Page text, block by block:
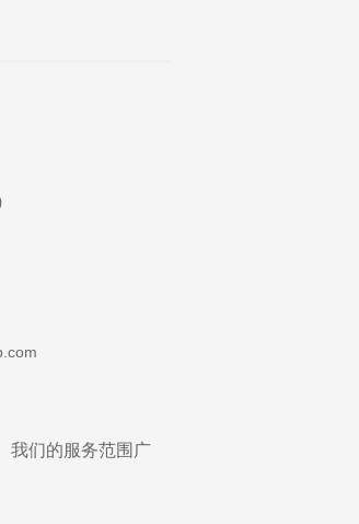
我们的服务范围广